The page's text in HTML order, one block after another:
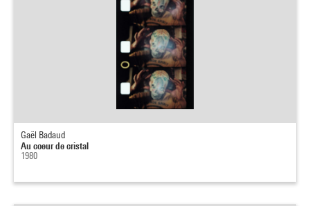
Gaël Badaud
Au coeur de cristal
1980